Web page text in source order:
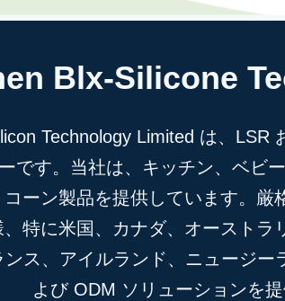
Blx-Silicone
Technology Limited は、LSR
です。当社は、キッチン、ベビ
ーン製品を提供しています。厳
特に米国、カナダ、オースト
ンス、アイルランド、ニュージ
よび ODM ソリューションを提